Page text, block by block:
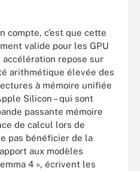
compte, c’est que cette
valide pour les GPU
accélération repose sur
arithmétique élevée des
à mémoire unifiée
Silicon – qui sont
passante mémoire
de calcul lors de
pas bénéficier de la
aux modèles
4 », écrivent les